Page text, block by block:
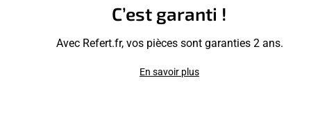
C’est garanti !
Avec Refert.fr, vos pièces sont garanties 2 ans.
En savoir plus